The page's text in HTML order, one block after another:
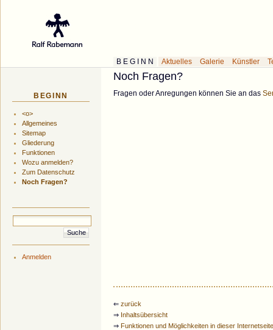
B E G I N N Aktuelles Galerie Künstler
BEGINN
<o>
Allgemeines
Sitemap
Gliederung
Funktionen
Wozu anmelden?
Zum Datenschutz
Noch Fragen?
Anmelden
Noch Fragen?
Fragen oder Anregungen können Sie an das
⇐ zurück
⇒ Inhaltsübersicht
⇒ Funktionen und Möglichkeiten in dieser Internetseite